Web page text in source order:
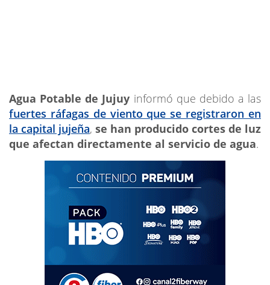
Agua Potable de Jujuy informó que debido a las
fuertes ráfagas de viento que se registraron en
la capital jujeña, se han producido cortes de luz
que afectan directamente al servicio de agua.